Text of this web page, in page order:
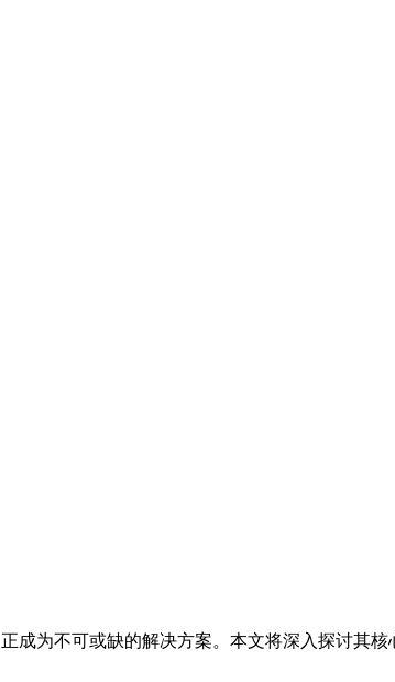
成为不可或缺的解决方案。本文将深入探讨其